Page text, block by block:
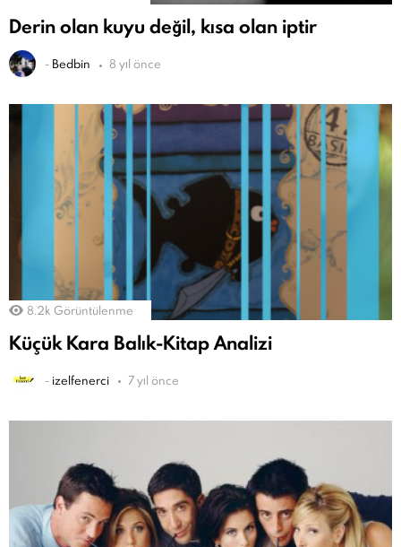
Derin olan kuyu değil, kısa olan iptir
- Bedbin 8 yıl önce
8.2k Görüntülenme
Küçük Kara Balık-Kitap Analizi
- izelfenerci 7 yıl önce